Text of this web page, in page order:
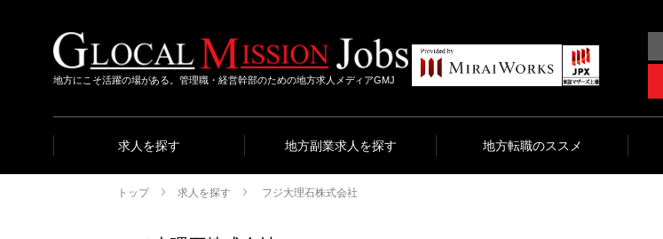
地方にこそ活躍の場がある。管理職・経営幹部のための地方求人メディアGMJ
求人を探す 地方副業求人を探す 地方転職のススメ
トップ 求人を探す フジ大理石株式会社